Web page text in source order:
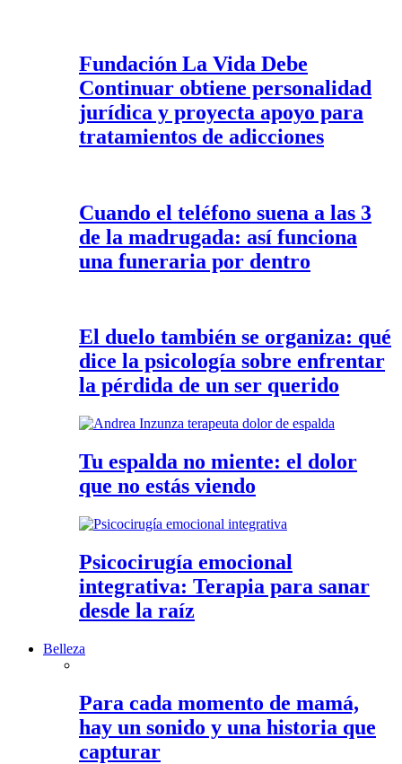
Fundación La Vida Debe
Continuar obtiene personalidad
jurídica y proyecta apoyo para
tratamientos de adicciones
Cuando el teléfono suena a las 3
de la madrugada: así funciona
una funeraria por dentro
El duelo también se organiza: qué
dice la psicología sobre enfrentar
la pérdida de un ser querido
Tu espalda no miente: el dolor
que no estás viendo
Psicocirugía emocional
integrativa: Terapia para sanar
desde la raíz
Belleza
Para cada momento de mamá,
hay un sonido y una historia que
capturar